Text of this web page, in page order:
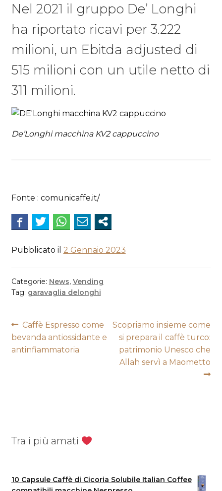
Nel 2021 il gruppo De’ Longhi
ha riportato ricavi per 3.222
milioni, un Ebitda adjusted di
515 milioni con un utile netto di
311 milioni.
De’Longhi macchina KV2 cappuccino
Fonte : comunicaffe.it/
Pubblicato il 2 Gennaio 2023
Categorie: News, Vending
Tag: garavaglia delonghi
Navigazione
articoli
Articolo
precedente:
Caffè Espresso come
bevanda antiossidante e
antinfiammatoria
Articolo
successivo:
Scopriamo insieme come
si prepara il caffè turco:
patrimonio Unesco che
Allah servì a Maometto
Tra i più amati
10 Capsule Caffè di Cicoria Solubile Italian Coffee